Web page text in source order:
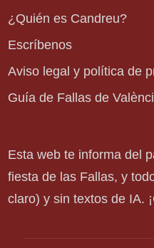
¿Quién es Candreu?
Escríbenos
Aviso legal y política de
Guía de Fallas de
Esta web te informa del
fiesta de las Fallas, y
claro) y sin textos de IA.